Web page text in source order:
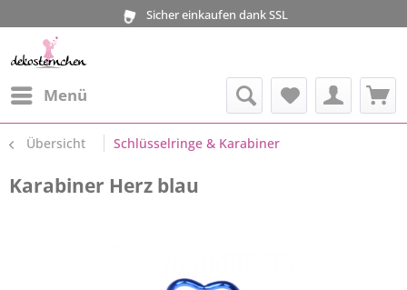
Sicher einkaufen dank SSL
Menü
Übersicht Schlüsselringe & Karabiner
Karabiner Herz blau